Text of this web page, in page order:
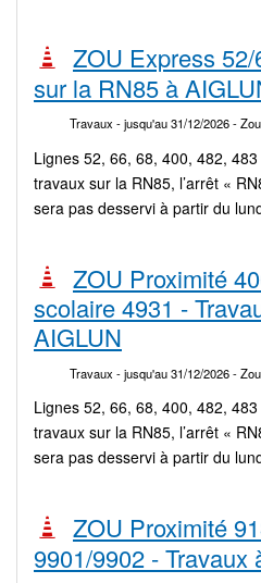
ZOU Express
sur la RN85 à
Travaux - jusqu'au 31/12/2026-
Lignes 52, 66, 68, 400, 482,
travaux sur la RN85, l’arrêt «
sera pas desservi à partir du
ZOU Proximité
scolaire 4931 -
AIGLUN
Travaux - jusqu'au 31/12/2026-
Lignes 52, 66, 68, 400, 482,
travaux sur la RN85, l’arrêt «
sera pas desservi à partir du
ZOU Proximité
9901/9902 - Travaux